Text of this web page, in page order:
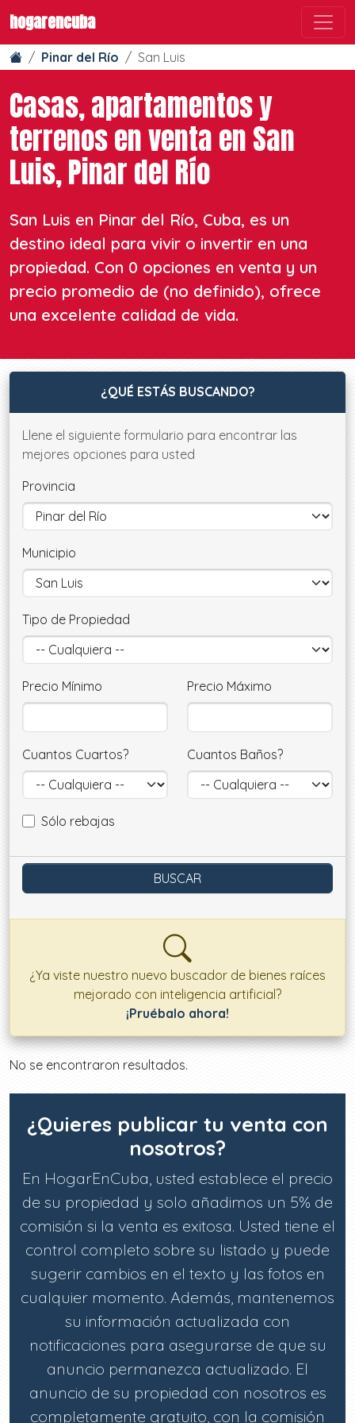
hogarencuba
Pinar del Río San Luis
Casas, apartamentos y
terrenos en venta en San
Luis, Pinar del Río
San Luis en Pinar del Río, Cuba, es un
destino ideal para vivir o invertir en una
propiedad. Con 0 opciones en venta y un
precio promedio de (no definido), ofrece
una excelente calidad de vida.
¿QUÉ ESTÁS BUSCANDO?
Llene el siguiente formulario para encontrar las
mejores opciones para usted
Provincia
Municipio
Tipo de Propiedad
Precio Mínimo Precio Máximo
Cuantos Cuartos? Cuantos Baños?
Sólo rebajas
¿Ya viste nuestro nuevo buscador de bienes raíces
mejorado con inteligencia artificial?
¡Pruébalo ahora!
Ofertas disponibles
No se encontraron resultados.
¿Quieres publicar tu venta con
nosotros?
En HogarEnCuba, usted establece el precio
de su propiedad y solo añadimos un 5% de
comisión si la venta es exitosa. Usted tiene el
control completo sobre su listado y puede
sugerir cambios en el texto y las fotos en
cualquier momento. Además, mantenemos
su información actualizada con
notificaciones para asegurarse de que su
anuncio permanezca actualizado. El
anuncio de su propiedad con nosotros es
completamente gratuito, con la comisión